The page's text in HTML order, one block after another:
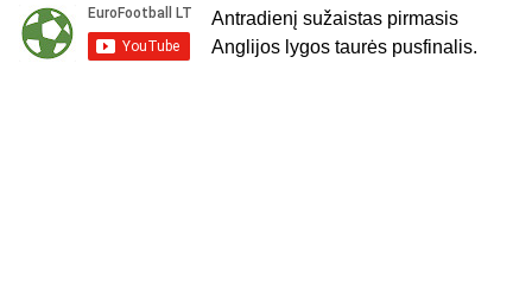
Antradienį sužaistas pirmasis
Anglijos lygos taurės pusfinalis.